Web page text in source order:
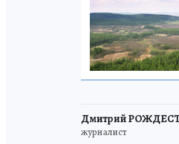
Дмитрий
журналист